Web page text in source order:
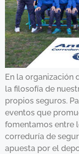
En la organización
la filosofía de
propios seguros.
eventos que
fomentamos entre
correduría de
apuesta por el